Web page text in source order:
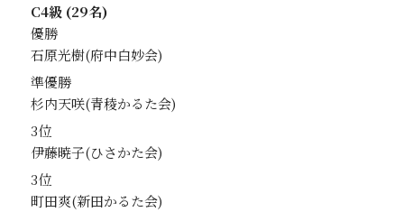
C4級 (29名)
優勝
石原光樹
準優勝
杉内天咲
3位
伊藤暁子
3位
町田爽